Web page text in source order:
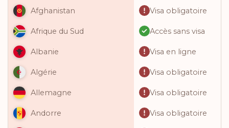
Afghanistan Visa obligatoire
Afrique du Sud Accès sans visa
Albanie Visa en ligne
Algérie Visa obligatoire
Allemagne Visa obligatoire
Andorre Visa obligatoire